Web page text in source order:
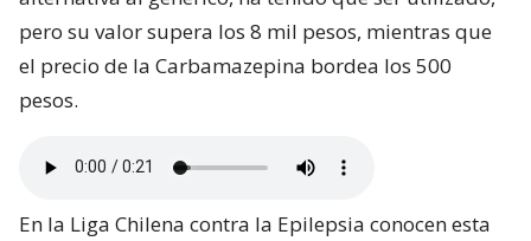
pero su valor supera los 8 mil pesos, mientras que
el precio de la Carbamazepina bordea los 500
pesos.
En la Liga Chilena contra la Epilepsia conocen esta